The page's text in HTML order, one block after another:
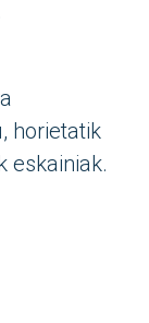
horietatik
eskainiak.